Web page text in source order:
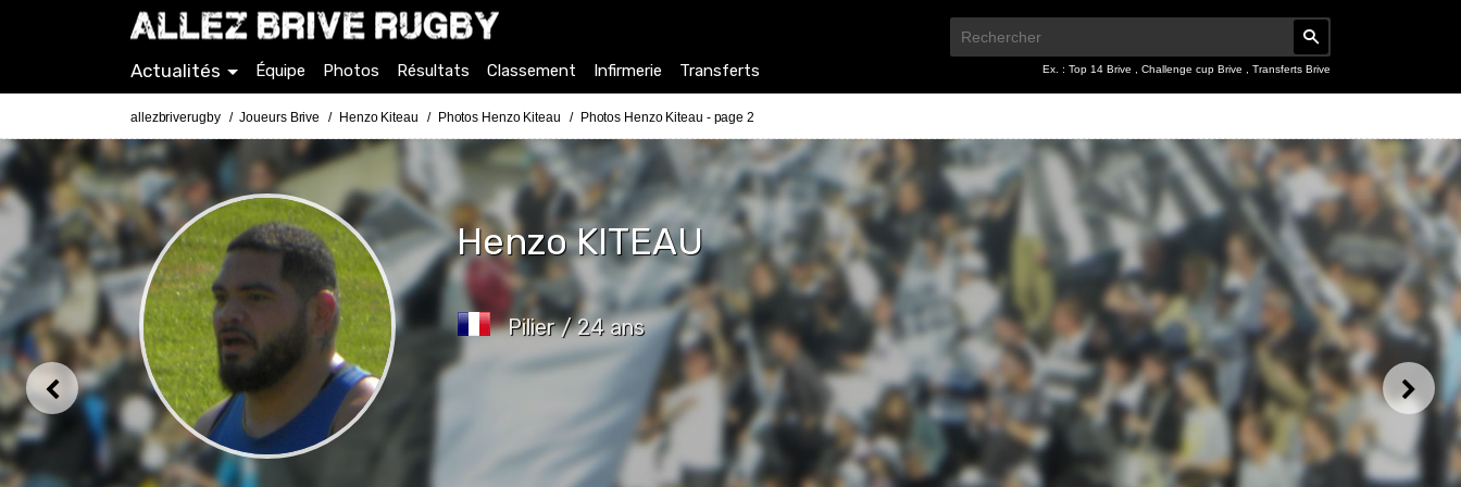
Ex. : Top 14 Brive Challenge cup Brive Transferts Brive
Actualités Équipe Photos Résultats Classement Infirmerie Transferts
allezbriverugby Joueurs Brive Henzo Kiteau Photos Henzo Kiteau Photos Henzo Kiteau - page 2
HenzoKITEAU
Pilier / 24 ans